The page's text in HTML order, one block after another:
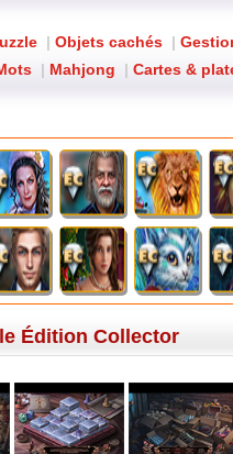
| Objets cachés |
| Mahjong | Cartes &
Grim Tales:
Édition Collector